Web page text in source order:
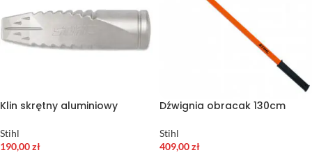
Klin skrętny aluminiowy
Stihl
190,00zł
Dźwignia obracak 130cm
Stihl
409,00zł